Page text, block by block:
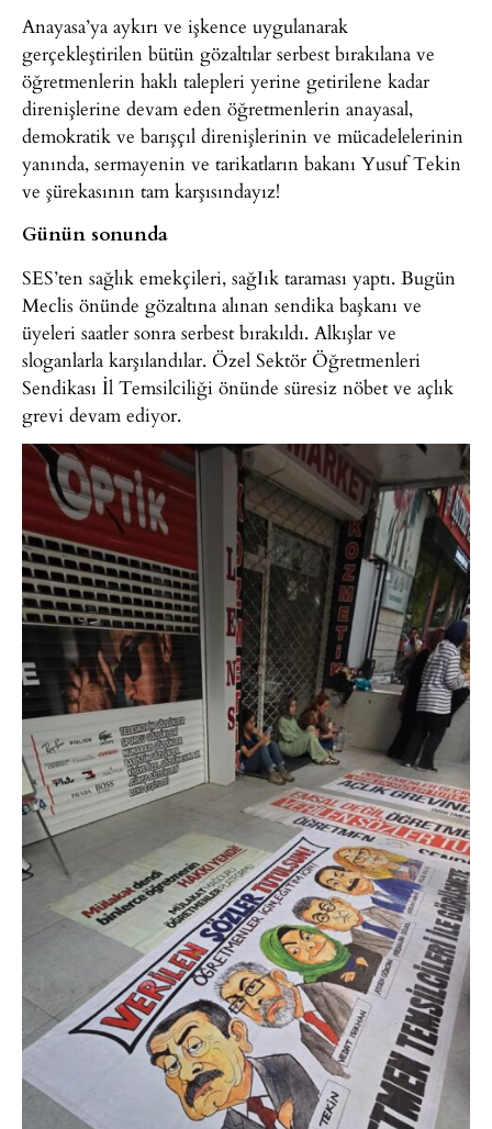
Anayasa’ya aykırı ve işkence uygulanarak
gerçekleştirilen bütün gözaltılar serbest bırakılana ve
öğretmenlerin haklı talepleri yerine getirilene kadar
direnişlerine devam eden öğretmenlerin anayasal,
demokratik ve barışçıl direnişlerinin ve mücadelelerinin
yanında, sermayenin ve tarikatların bakanı Yusuf Tekin
ve şürekasının tam karşısındayız!
Günün sonunda
SES’ten sağlık emekçileri, sağIık taraması yaptı. Bugün
Meclis önünde gözaltına alınan sendika başkanı ve
üyeleri saatler sonra serbest bırakıldı. Alkışlar ve
sloganlarla karşılandılar. Özel Sektör Öğretmenleri
Sendikası İl Temsilciliği önünde süresiz nöbet ve açlık
grevi devam ediyor.